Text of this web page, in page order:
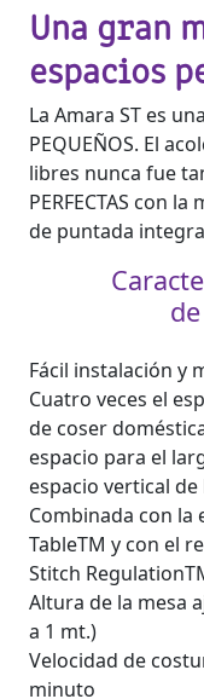
Una gran
espacios
La Amara ST es
PEQUEÑOS. El
libres nunca fue
PERFECTAS con
de puntada
Fácil instalación y
Cuatro veces el
de coser
espacio para el
espacio vertical
Combinada con la
TableTM y con el
Stitch
Altura de la mesa
a 1 mt.)
Velocidad de
minuto